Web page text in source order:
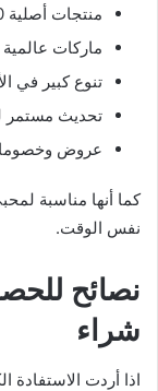
منتجات أصلية 100%
ماركات
تنوع كبير في
تحديث مستمر
عروض
كما أنها مناسبة
نفس الوقت.
نصائح
شراء
اذا أردت الاستفادة